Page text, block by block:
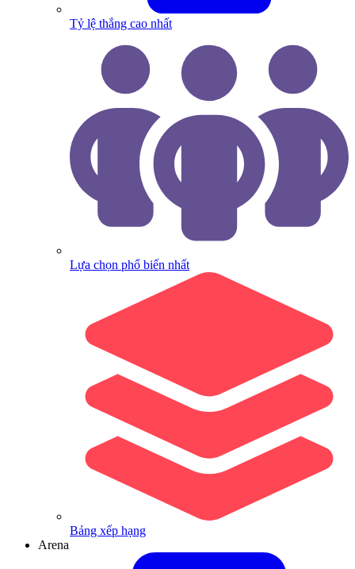
Tỷ lệ thắng cao nhất
Lựa chọn phổ biến nhất
Bảng xếp hạng
Arena